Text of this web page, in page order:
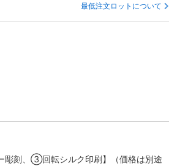
最低注文ロットについて
彫刻、③回転シルク印刷】（価格は別途